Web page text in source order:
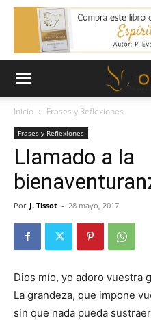
Inicio Frases y Reflexiones
Frases y Reflexiones
Llamado a la
Por J. Tissot - 28 mayo, 2017
Dios mío, yo adoro vuestra
La grandeza, que impone
sin que nada pueda